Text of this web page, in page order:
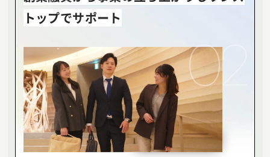
トップでサポート
02